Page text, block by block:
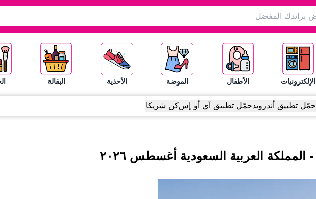
الإلكترونيات الأطفال الموضة الأحذية البقالة
حمّل تطبيق أندرويدحمّل تطبيق آي أو إسكن شريكا
- المملكة العربية السعودية أغسطس ٢٠٢٦